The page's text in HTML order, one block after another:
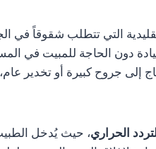
التي تتطلب شقوقاً في
دون الحاجة للمبيت في
إلى جروح كبيرة أو تخدير
الحراري، حيث يُدخل